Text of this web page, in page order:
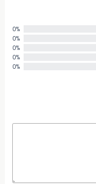
0%
0%
0%
0%
0%